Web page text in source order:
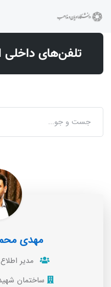
تلفن‌های داخلی
مهدی
مدیر
ساختمان شهید